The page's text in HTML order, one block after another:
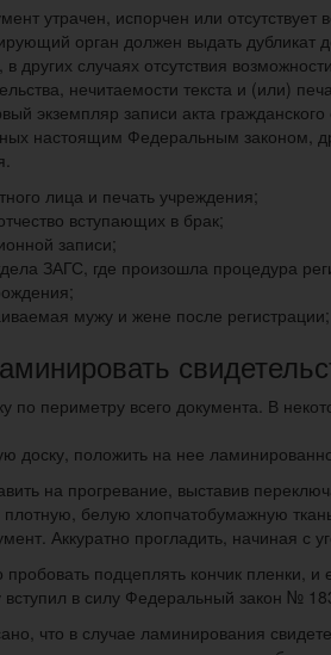
утрачен, испорчен или
орган должен выдать дубликат
других случаях отсутствия
нечитаемости текста и (или)
экземпляр записи акта
настоящим Федеральным законом,
лица и печать учреждения;
вступающих в брак;
записи;
ЗАГС, где произошла процедура
мужу и жене после регистрации;
по периметру всего документа. В
доску, положить на нее
на прогревание, выставив
плотную, белую хлопчатобумажную
Аккуратно прогладить, начиная с
подцеплять кончик пленки,
вступил в силу Федеральный закон №
что в случае ламинирования